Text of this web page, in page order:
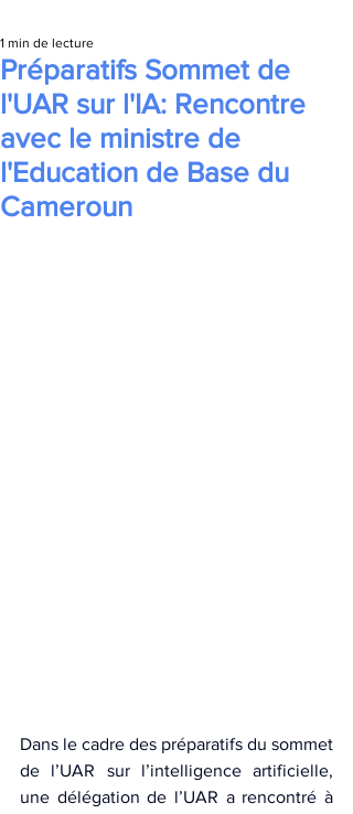
Préparatifs Sommet de
l'UAR sur l'IA: Rencontre
avec le ministre de
l'Education de Base du
Cameroun
1 min de lecture
Dans le cadre des préparatifs du sommet
de l’UAR sur l’intelligence artificielle,
une délégation de l’UAR a rencontré à